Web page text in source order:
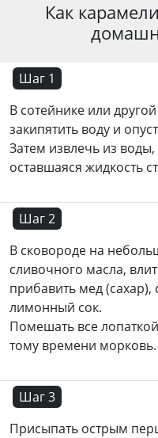
Как
Шаг 1
В сотейнике или
закипятить воду и
Затем извлечь из
оставшаяся жидкость
Шаг 2
В сковороде на
сливочного масла,
прибавить мед (сахар),
лимонный сок.
Помешать все
тому времени морковь.
Шаг 3
Присыпать острым